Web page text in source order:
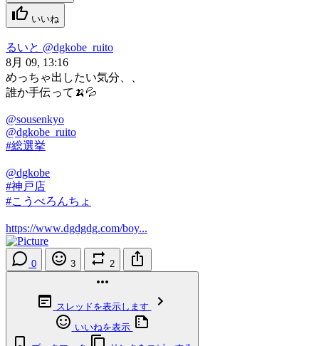
いいね
るいと @dgkobe_ruito
8月 09, 13:16
めっちゃ出したい気分、、
誰か手伝って🍌💦
@sousenkyo
@dgkobe_ruito
#総選挙
@dgkobe
#神戸店
#こうべろんちょ
https://www.dgdgdg.com/boy...
0 3 2
スレッドを表示します
いいねを表示